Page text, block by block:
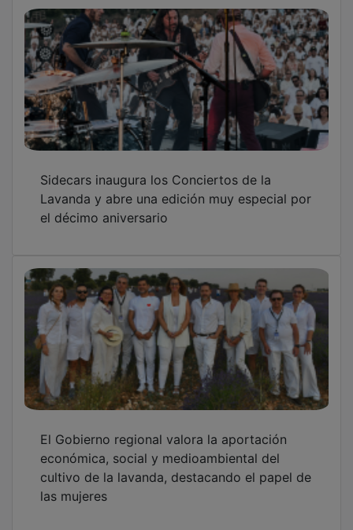
El Gobierno regional valora la aportación
económica, social y medioambiental del
cultivo de la lavanda, destacando el papel de
El circuito provincial de mus arranca en
Fuentelencina y Almoguera